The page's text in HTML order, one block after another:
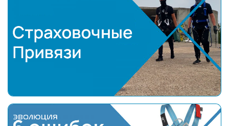
Страховочные привязи